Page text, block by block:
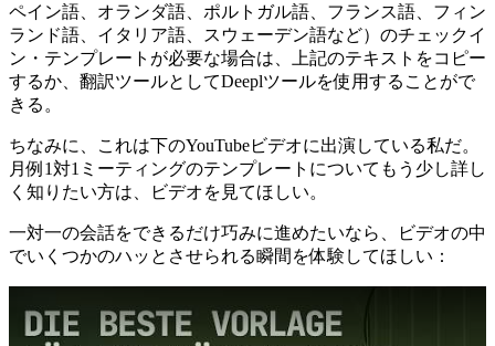
ペイン語、オランダ語、ポルトガル語、フランス語、フィン
ランド語、イタリア語、スウェーデン語など）のチェックイ
ン・テンプレートが必要な場合は、上記のテキストをコピー
するか、翻訳ツールとしてDeeplツールを使用することがで
きる。
ちなみに、これは下のYouTubeビデオに出演している私だ。
月例1対1ミーティングのテンプレートについてもう少し詳し
く知りたい方は、ビデオを見てほしい。
一対一の会話をできるだけ巧みに進めたいなら、ビデオの中
でいくつかのハッとさせられる瞬間を体験してほしい：